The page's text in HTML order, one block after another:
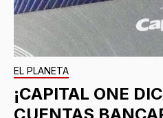
EL PLANETA
¡CAPITAL ONE